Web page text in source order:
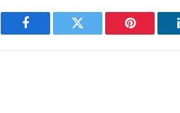
Facebook Twitter Pinterest